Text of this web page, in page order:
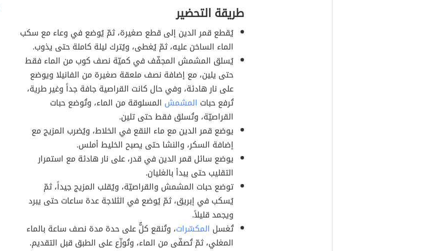
طريقة التحضير
يُقطع قمر الدين إلى قطع صغيرة، ثمّ يُوضع في وعاء مع سكب
الماء الساخن عليه، ثمّ يُغطى، ويُترك ليلة كاملة حتى يذوب.
يُسلق المشمش المجفّف في كميّة نصف كوب من الماء فقط
حتى يلين، مع إضافة نصف ملعقة صغيرة من الفانيلا ويوضع
على نار هادئة، وفي حال كانت القراصية جافة جداً وغير طرية،
تُرفع حبات المشمش المسلوقة من الماء، وتُوضع حبات
القراصيّة، وتُسلق فقط حتى تلين.
يوضع قمر الدين مع ماء النقع في الخلاط، ويُضرب المزيج مع
إضافة السكر، والنشا حتى يصبح الخليط أملس.
يوضع سائل قمر الدين في قدر، على نار هادئة مع استمرار
التقليب حتى يبدأ بالغليان.
توضع حبات المشمش والقراصيّة، ويُقلب المزيج جيداً، ثمّ
يُسكب في إبريق، ثمّ يُوضع في الثلاجة عدة ساعات حتى يبرد
ويجمد قليلاً.
تُغسل المكسّرات، وتُنقع كلٌّ على حدة مدة نصف ساعة بالماء
المغلي، ثمّ تُصفّى من الماء، وتُوزّع على الطبق قبل التقديم.